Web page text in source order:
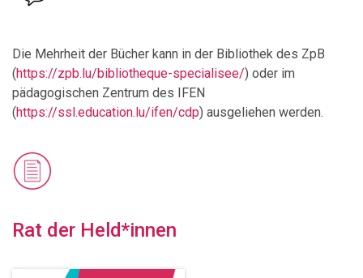
Die Mehrheit der Bücher kann in der Bibliothek des ZpB
(https://zpb.lu/bibliotheque-specialisee/) oder im
pädagogischen Zentrum des IFEN
(https://ssl.education.lu/ifen/cdp) ausgeliehen werden.
Rat der Held*innen